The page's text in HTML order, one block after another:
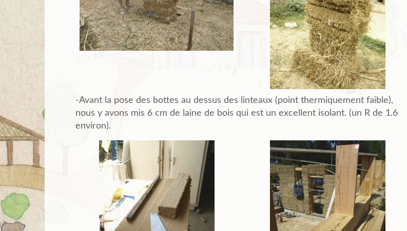
-Avant la pose des bottes au dessus des linteaux (point thermiquement faible),
nous y avons mis 6 cm de laine de bois qui est un excellent isolant. (un R de 1.6
environ).